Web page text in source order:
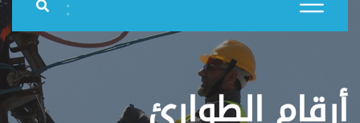
أرقام الطوارئ